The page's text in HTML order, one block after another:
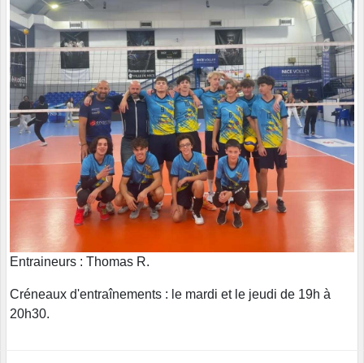
Entraineurs : Thomas R.
Créneaux d'entraînements : le mardi et le jeudi de 19h à
20h30.